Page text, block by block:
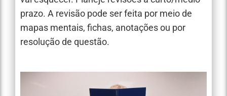
prazo. A revisão pode ser feita por meio de
mapas mentais, fichas, anotações ou por
resolução de questão.